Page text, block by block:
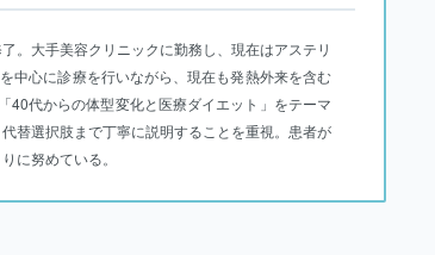
。大手美容クリニックに勤務し、現在はアステリ
中心に診療を行いながら、現在も発熱外来を含む
40代からの体型変化と医療ダイエット」をテーマ
替選択肢まで丁寧に説明することを重視。患者が
に努めている。